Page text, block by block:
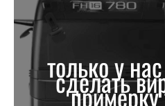
только у
сделать
примерку